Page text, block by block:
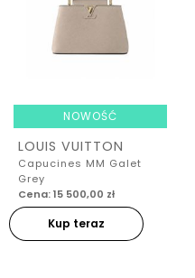
NOWOŚĆ
LOUIS VUITTON
Capucines MM Galet
Grey
Cena: 15 500,00 zł
Kup teraz